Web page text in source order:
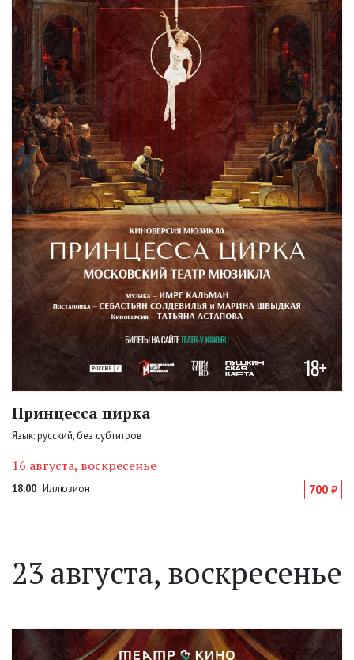
Принцесса цирка
Язык: русский, без субтитров
16 августа, воскресенье
18:00 Иллюзион 700 ₽
23 августа, воскресенье